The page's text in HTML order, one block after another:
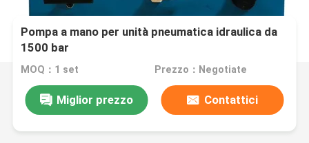
Pompa a mano per unità pneumatica idraulica da
1500 bar
MOQ：1 set Prezzo：Negotiate
Miglior prezzo Contattici